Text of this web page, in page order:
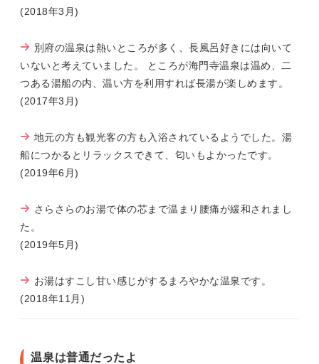
(2018年3月)
別府の温泉は熱いところが多く、長風呂好きには向いて
いないと考えていました。 ところが海門寺温泉は温め、二
つある湯船の内、温い方を利用すれば長湯が楽しめます。
(2017年3月)
地元の方も観光客の方も入浴されているようでした。湯
船につかるとリラックスできて、匂いもよかったです。
(2019年6月)
さらさらのお湯で体の芯まで温まり腰痛が緩和されまし
た。
(2019年5月)
お湯はすこし甘い感じがするまろやかな温泉です。
(2018年11月)
温泉は普通だったよ